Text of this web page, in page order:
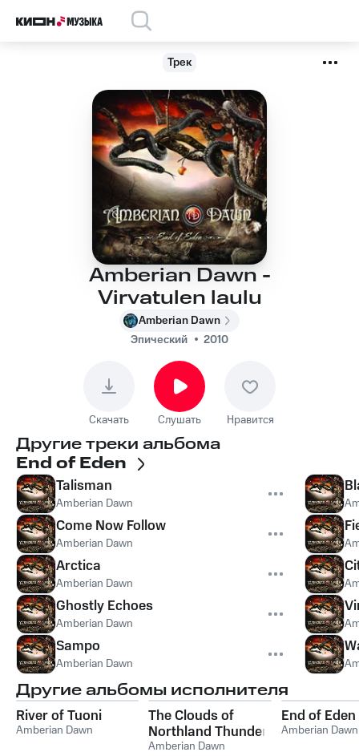
Трек
Amberian Dawn -
Virvatulen laulu
Amberian Dawn
Эпический
2010
Скачать Слушать Нравится
Другие треки альбома
End of Eden
Talisman
Amberian Dawn
Come Now Follow
Amberian Dawn
Arctica
Amberian Dawn
Ghostly Echoes
Amberian Dawn
Sampo
Amberian Dawn
Другие альбомы исполнителя
River of Tuoni
Amberian Dawn
The Clouds of
Northland Thunder
Amberian Dawn
End of Eden
Amberian Dawn